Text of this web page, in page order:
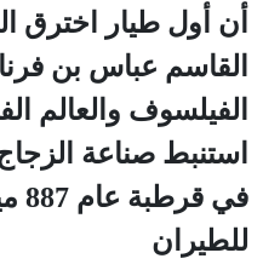
أن أول طيار اخترق
القاسم عباس بن
الفيلسوف والعالم
استنبط صناعة
للطيران